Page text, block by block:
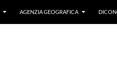
AGENZIA GEOGRAFICA